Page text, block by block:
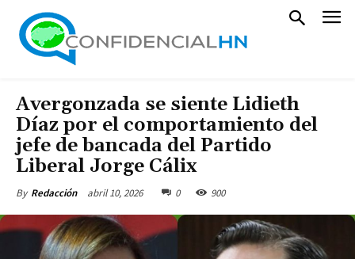
Avergonzada se siente Lidieth
Díaz por el comportamiento del
jefe de bancada del Partido
Liberal Jorge Cálix
By Redacción abril 10, 2026 0 900